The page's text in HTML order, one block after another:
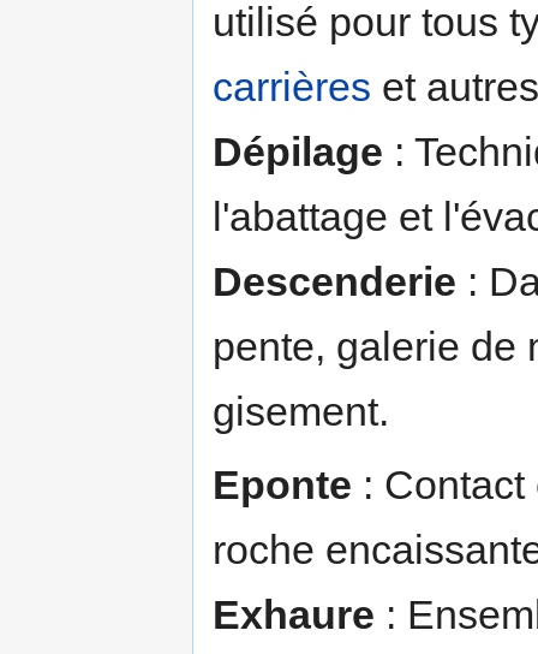
utilisé pour tous
carrières et
Dépilage :
l'abattage et
Descenderie :
pente, galerie de
gisement.
Eponte :
roche
Exhaure :